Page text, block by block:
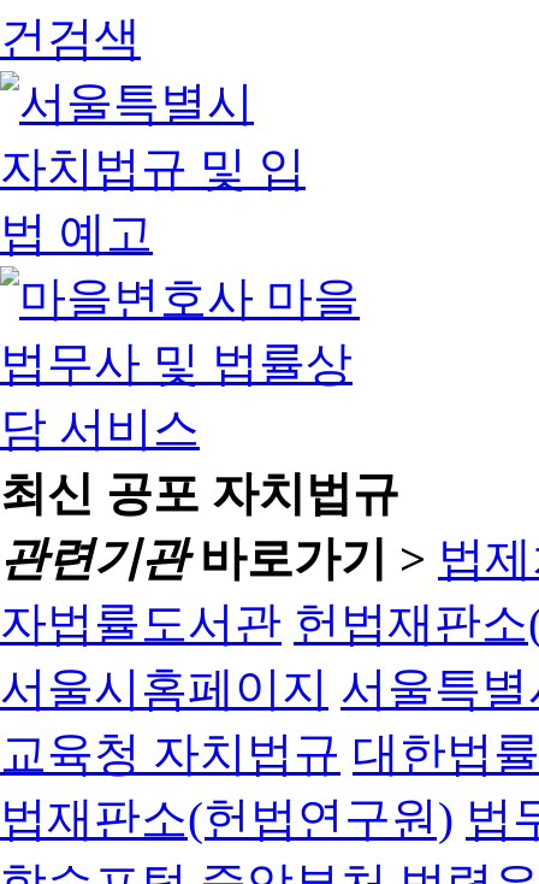
최신 공포 자치법규
관련기관바로가기 > 법
자법률도서관 헌법재판
서울시홈페이지 서울특
교육청 자치법규 대한법
법재판소(헌법연구원) 법